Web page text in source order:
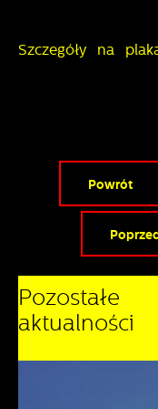
Szczegóły na
Powrót
Pozostałe
aktualności